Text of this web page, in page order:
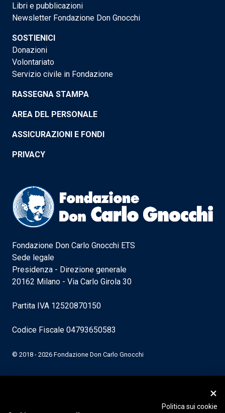
Libri e pubblicazioni
Newsletter Fondazione Don Gnocchi
SOSTIENICI
Donazioni
Volontariato
Servizio civile in Fondazione
RASSEGNA STAMPA
AREA DEL PERSONALE
ASSICURAZIONI E FONDI
PRIVACY
Fondazione Don Carlo Gnocchi ETS
Sede legale
Presidenza - Direzione generale
20162 Milano - Via Carlo Girola 30
Partita IVA 12520870150
Codice Fiscale 04793650583
© 2018 - 2026 Fondazione Don Carlo Gnocchi
Politica sui cookie